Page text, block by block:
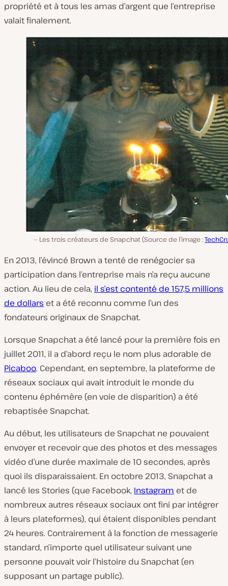
propriété et à tous les amas d’argent que l’entreprise
valait finalement.
Les trois créateurs de Snapchat (Source de l’image :
En 2013, l’évincé Brown a tenté de renégocier sa
participation dans l’entreprise mais n’a reçu aucune
action. Au lieu de cela, il s’est contenté de 157,5 millions
de dollars et a été reconnu comme l’un des
fondateurs originaux de Snapchat.
Lorsque Snapchat a été lancé pour la première fois en
juillet 2011, il a d’abord reçu le nom plus adorable de
Picaboo. Cependant, en septembre, la plateforme de
réseaux sociaux qui avait introduit le monde du
contenu éphémère (en voie de disparition) a été
rebaptisée Snapchat.
Au début, les utilisateurs de Snapchat ne pouvaient
envoyer et recevoir que des photos et des messages
vidéo d’une durée maximale de 10 secondes, après
quoi ils disparaissaient. En octobre 2013, Snapchat a
lancé les Stories (que Facebook, Instagram et de
nombreux autres réseaux sociaux ont fini par intégrer
à leurs plateformes), qui étaient disponibles pendant
24 heures. Contrairement à la fonction de messagerie
standard, n’importe quel utilisateur suivant une
personne pouvait voir l’histoire du Snapchat (en
supposant un partage public).